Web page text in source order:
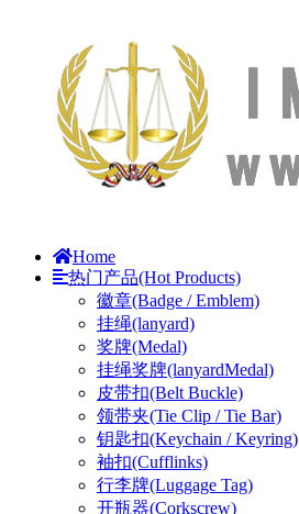
Home
热门产品(Hot Products)
徽章(Badge / Emblem)
挂绳(lanyard)
奖牌(Medal)
挂绳奖牌(lanyardMedal)
皮带扣(Belt Buckle)
领带夹(Tie Clip / Tie Bar)
钥匙扣(Keychain / Keyring)
袖扣(Cufflinks)
行李牌(Luggage Tag)
开瓶器(Corkscrew)